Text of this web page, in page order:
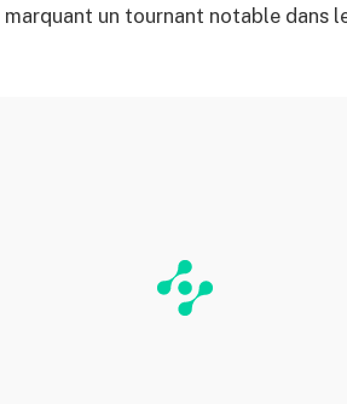
un tournant notable dans